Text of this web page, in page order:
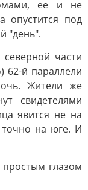
ее и не
опустится под
"день".
части
й параллели
Жители же
свидетелями
явится не на
точно на юге. И
глазом